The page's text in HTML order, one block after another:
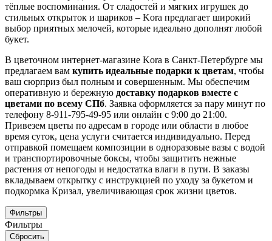
тёплые воспоминания. От сладостей и мягких игрушек до
стильных открыток и шариков – Kora предлагает широкий
выбор приятных мелочей, которые идеально дополнят любой
букет.
В цветочном интернет-магазине Kora в Санкт-Петербурге мы
предлагаем вам купить идеальные подарки к цветам, чтобы
ваш сюрприз был полным и совершенным. Мы обеспечим
оперативную и бережную доставку подарков вместе с
цветами по всему СПб. Заявка оформляется за пару минут по
телефону 8-911-795-49-95 или онлайн с 9:00 до 21:00.
Привезем цветы по адресам в городе или области в любое
время суток, цена услуги считается индивидуально. Перед
отправкой помещаем композиции в одноразовые вазы с водой
и транспортировочные боксы, чтобы защитить нежные
растения от непогоды и недостатка влаги в пути. В заказы
вкладываем открытку с инструкцией по уходу за букетом и
подкормка Кризал, увеличивающая срок жизни цветов.
Фильтры
Фильтры
Сбросить